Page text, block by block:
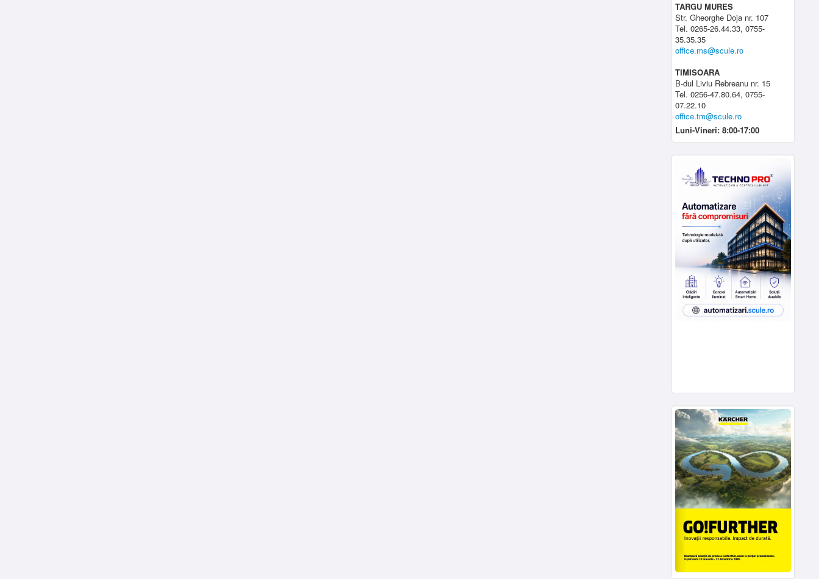
TARGU MURES
Str. Gheorghe Doja nr. 107
Tel. 0265-26.44.33, 0755-
35.35.35
office.ms@scule.ro
TIMISOARA
B-dul Liviu Rebreanu nr. 15
Tel. 0256-47.80.64, 0755-
07.22.10
office.tm@scule.ro
Luni-Vineri: 8:00-17:00